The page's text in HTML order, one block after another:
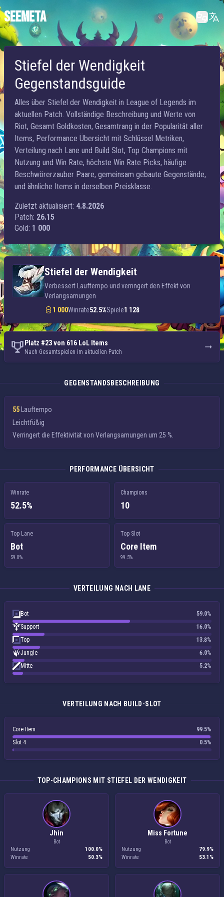
SEEMETA
Stiefel der Wendigkeit
Gegenstandsguide
Alles über Stiefel der Wendigkeit in League of Legends im
aktuellen Patch. Vollständige Beschreibung und Werte von
Riot, Gesamt Goldkosten, Gesamtrang in der Popularität aller
Items, Performance Übersicht mit Schlüssel Metriken,
Verteilung nach Lane und Build Slot, Top Champions mit
Nutzung und Win Rate, höchste Win Rate Picks, häufige
Beschwörerzauber Paare, gemeinsam gebaute Gegenstände,
und ähnliche Items in derselben Preisklasse.
Zuletzt aktualisiert: 4.8.2026
Patch: 26.15
Gold: 1 000
Stiefel der Wendigkeit
Verbessert Lauftempo und verringert den Effekt von
Verlangsamungen
1 000Winrate52.5%Spiele1 128
Platz #23 von 616 LoL Items
Nach Gesamtspielen im aktuellen Patch
GEGENSTANDSBESCHREIBUNG
55 Lauftempo
Leichtfüßig
Verringert die Effektivität von Verlangsamungen um 25 %.
PERFORMANCE ÜBERSICHT
Winrate
52.5%
Champions
10
Top Lane
Bot
59.0%
Top Slot
Core Item
99.5%
VERTEILUNG NACH LANE
Bot
59.0%
Support
16.0%
Top
13.8%
Jungle
6.0%
Mitte
5.2%
VERTEILUNG NACH BUILD-SLOT
Core Item
99.5%
Slot 4
0.5%
TOP-CHAMPIONS MIT STIEFEL DER WENDIGKEIT
Jhin
Bot
Nutzung
100.0%
Winrate
50.3%
Miss Fortune
Bot
Nutzung
79.9%
Winrate
53.1%